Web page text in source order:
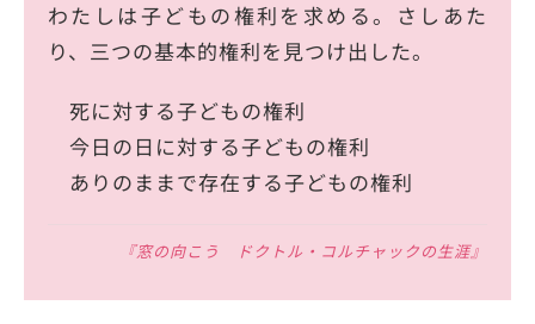
わたしは子どもの権利を求める。さしあた
り、三つの基本的権利を見つけ出した。
死に対する子どもの権利
今日の日に対する子どもの権利
ありのままで存在する子どもの権利
『窓の向こう ドクトル・コルチャックの生涯』